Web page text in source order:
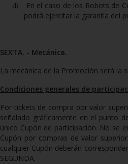
d)
En el caso de los Robots de
podrá ejercitar la garantía del
SEXTA. - Mecánica.
La mecánica de la Promoción será la
Condiciones generales de
Por tickets de compra por valor
señalado gráficamente en el punto
único Cupón de participación. No se
Cupón por compras de valor
cualquier Cupón deberán
SEGUNDA.